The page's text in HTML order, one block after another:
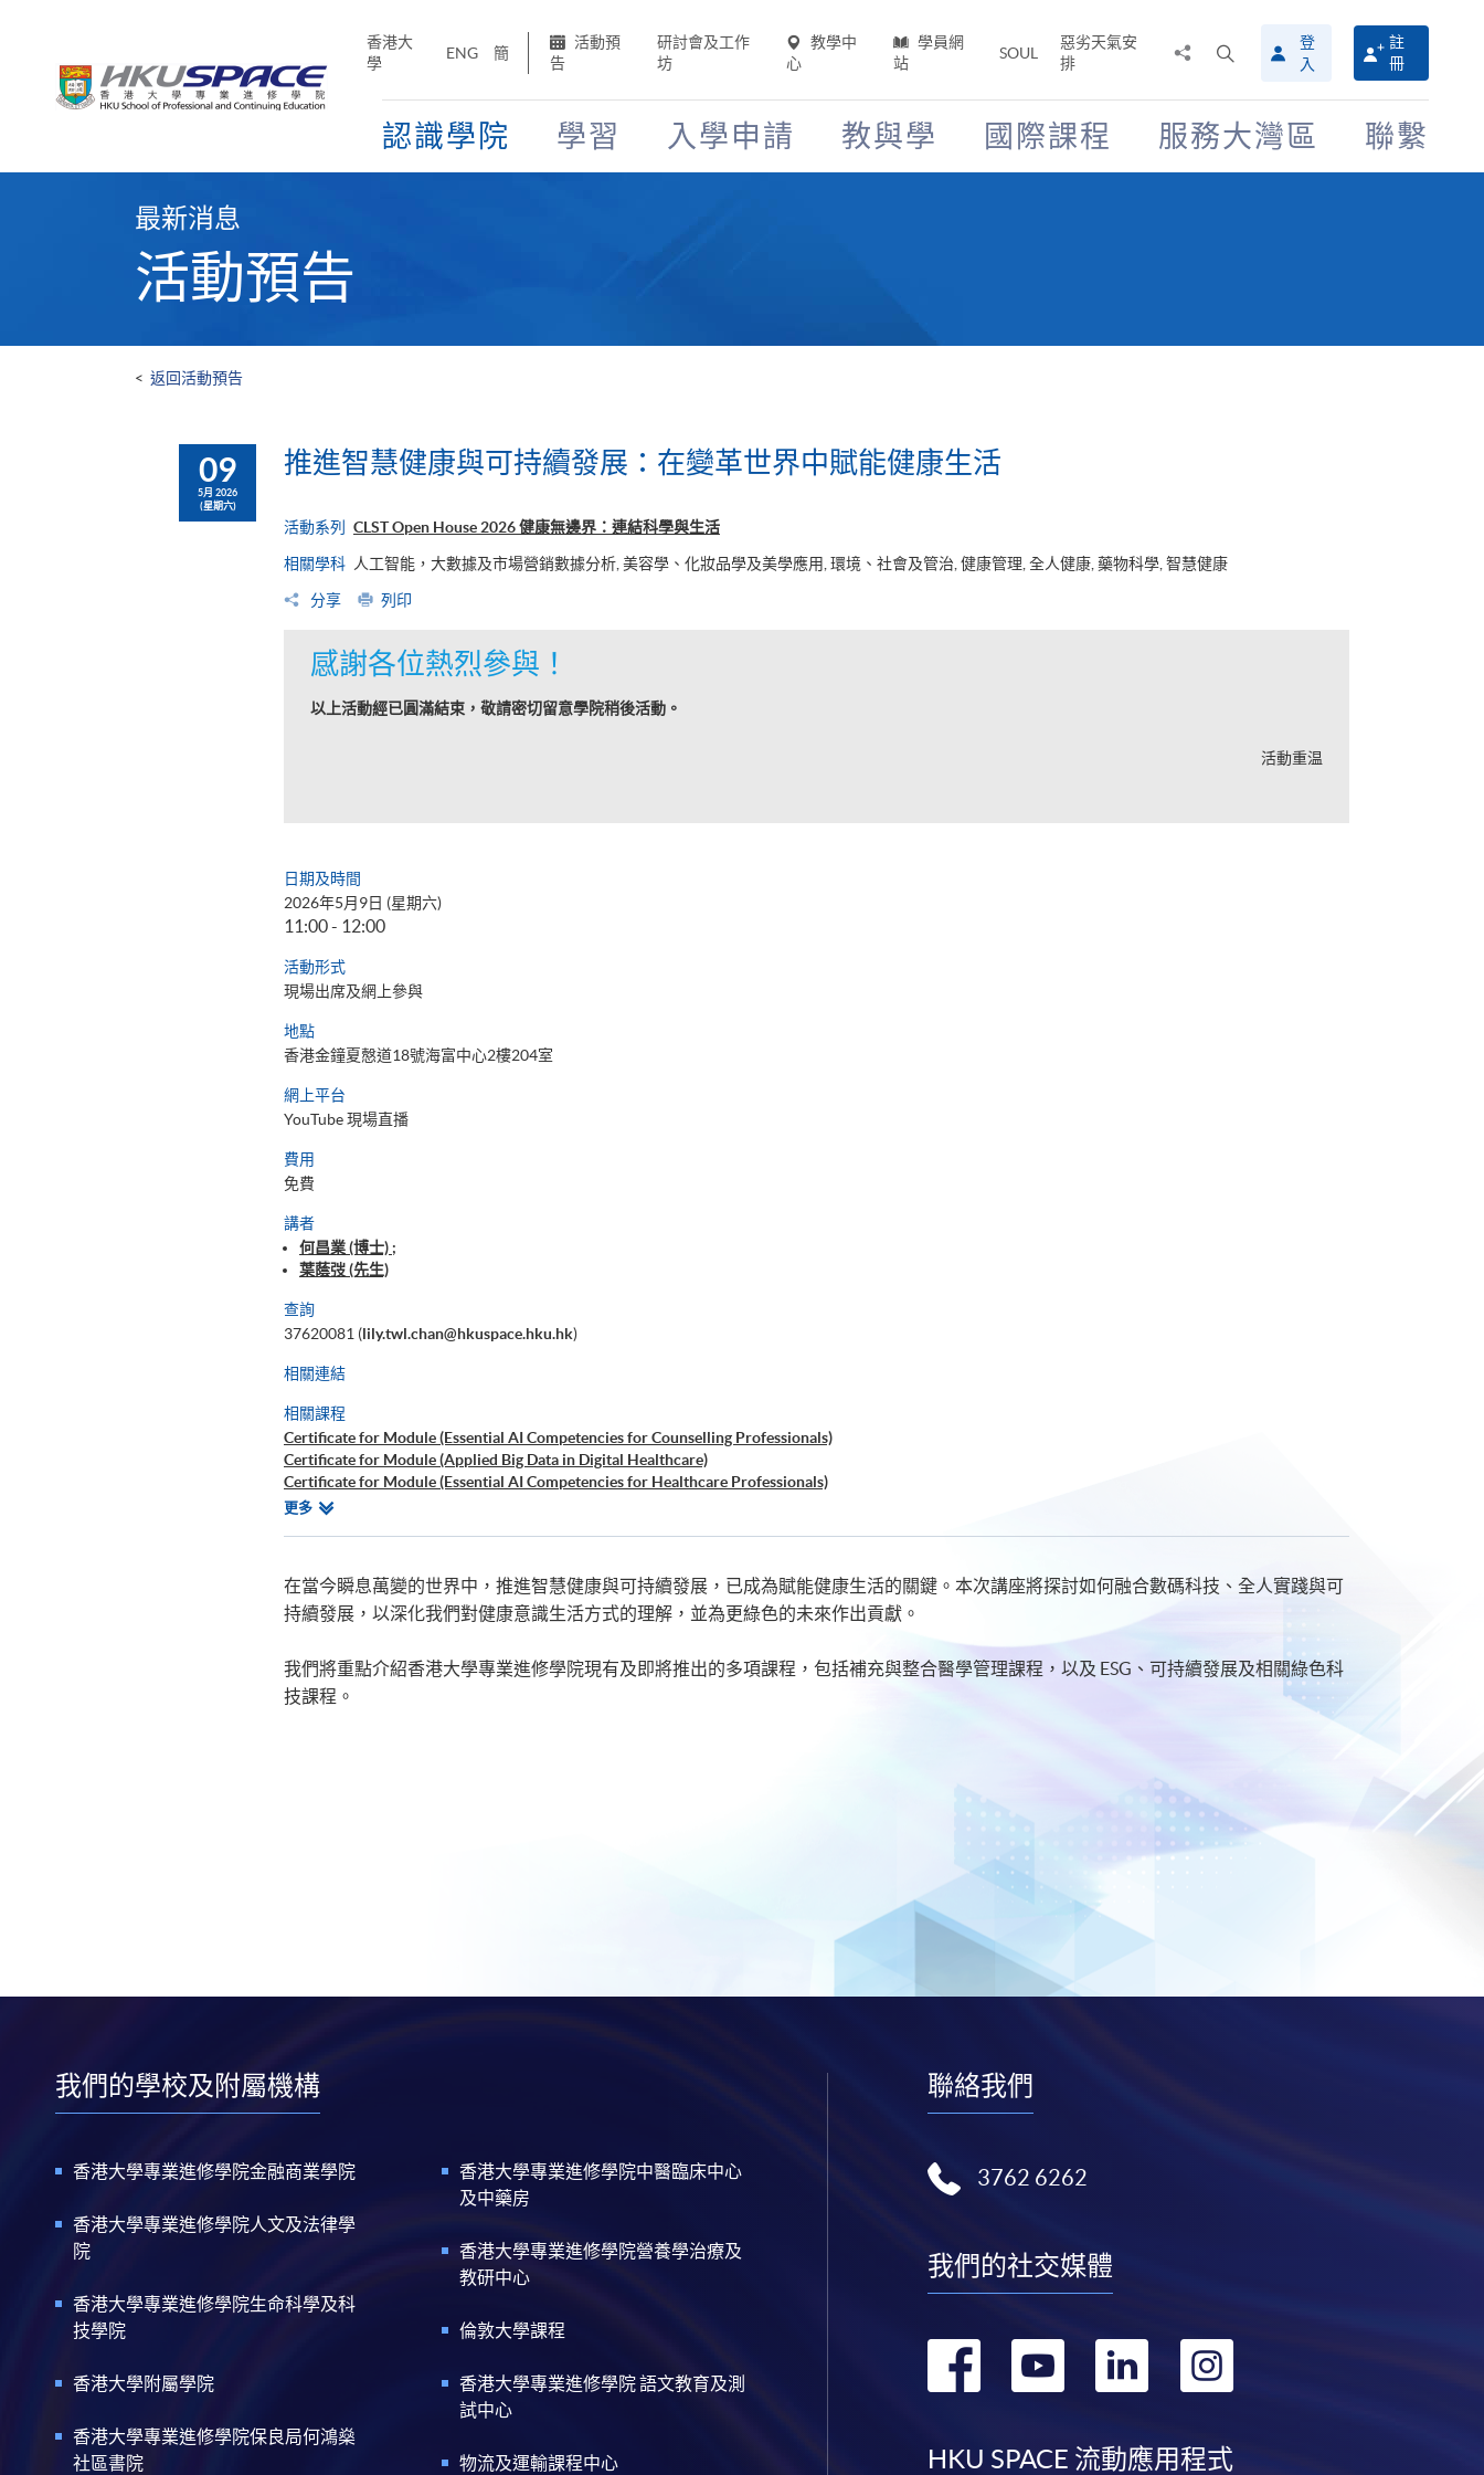
香港大
學
ENG 簡
活動預
告
研討會及工作
坊
教學中
心
學員網
站
SOUL
惡劣天氣安
排
搜
尋
介
面
登
入
註
冊
認識學院 學習 入學申請 教與學 國際課程 服務大灣區 聯繫
最新消息
活動預告
< 返回活動預告
09
5月 2026
(星期六)
推進智慧健康與可持續發展：在變革世界中賦能健康生活
活動系列 CLST Open House 2026 健康無邊界：連結科學與生活
相關學科 人工智能，大數據及市場營銷數據分析, 美容學、化妝品學及美學應用, 環境、社會及管治, 健康管理, 全人健康, 藥物科學, 智慧健康
分享 列印
感謝各位熱烈參與！
以上活動經已圓滿結束，敬請密切留意學院稍後活動。
活動重温
日期及時間
2026年5月9日 (星期六)
11:00 - 12:00
活動形式
現場出席及網上參與
地點
香港金鐘夏慤道18號海富中心2樓204室
網上平台
YouTube 現場直播
費用
免費
講者
何昌業 (博士) ;
葉蔭弢 (先生)
查詢
37620081 (lily.twl.chan@hkuspace.hku.hk)
相關連結
相關課程
Certificate for Module (Essential AI Competencies for Counselling Professionals)
Certificate for Module (Applied Big Data in Digital Healthcare)
Certificate for Module (Essential AI Competencies for Healthcare Professionals)
Certificate for Module (AI Competencies for ESG Professionals)
更多相
在當今瞬息萬變的世界中，推進智慧健康與可持續發展，已成為賦能健康生活的關鍵。本次講座將探討如何融合數碼科技、全人實踐與可
持續發展，以深化我們對健康意識生活方式的理解，並為更綠色的未來作出貢獻。
我們將重點介紹香港大學專業進修學院現有及即將推出的多項課程，包括補充與整合醫學管理課程，以及 ESG、可持續發展及相關綠色科
技課程。
我們的學校及附屬機構
香港大學專業進修學院金融商業學院
香港大學專業進修學院人文及法律學
院
香港大學專業進修學院生命科學及科
技學院
香港大學附屬學院
香港大學專業進修學院保良局何鴻燊
社區書院
香港大學專業進修學院中醫臨床中心
及中藥房
香港大學專業進修學院營養學治療及
教研中心
倫敦大學課程
香港大學專業進修學院 語文教育及測
試中心
物流及運輸課程中心
聯絡我們
3762 6262
我們的社交媒體
轉
轉
轉
HKU SPACE 流動應用程式